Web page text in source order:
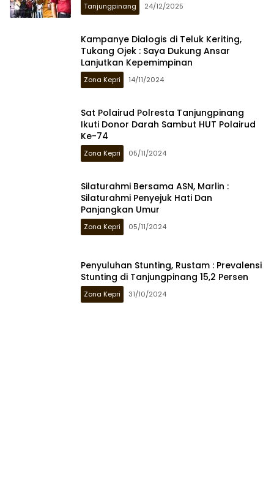
Tanjungpinang 24/12/2025
Kampanye Dialogis di Teluk Keriting,
Tukang Ojek : Saya Dukung Ansar
Lanjutkan Kepemimpinan
Zona Kepri 14/11/2024
Sat Polairud Polresta Tanjungpinang
Ikuti Donor Darah Sambut HUT Polairud
Ke-74
Zona Kepri 05/11/2024
Silaturahmi Bersama ASN, Marlin :
Silaturahmi Penyejuk Hati Dan
Panjangkan Umur
Zona Kepri 05/11/2024
Penyuluhan Stunting, Rustam : Prevalensi
Stunting di Tanjungpinang 15,2 Persen
Zona Kepri 31/10/2024